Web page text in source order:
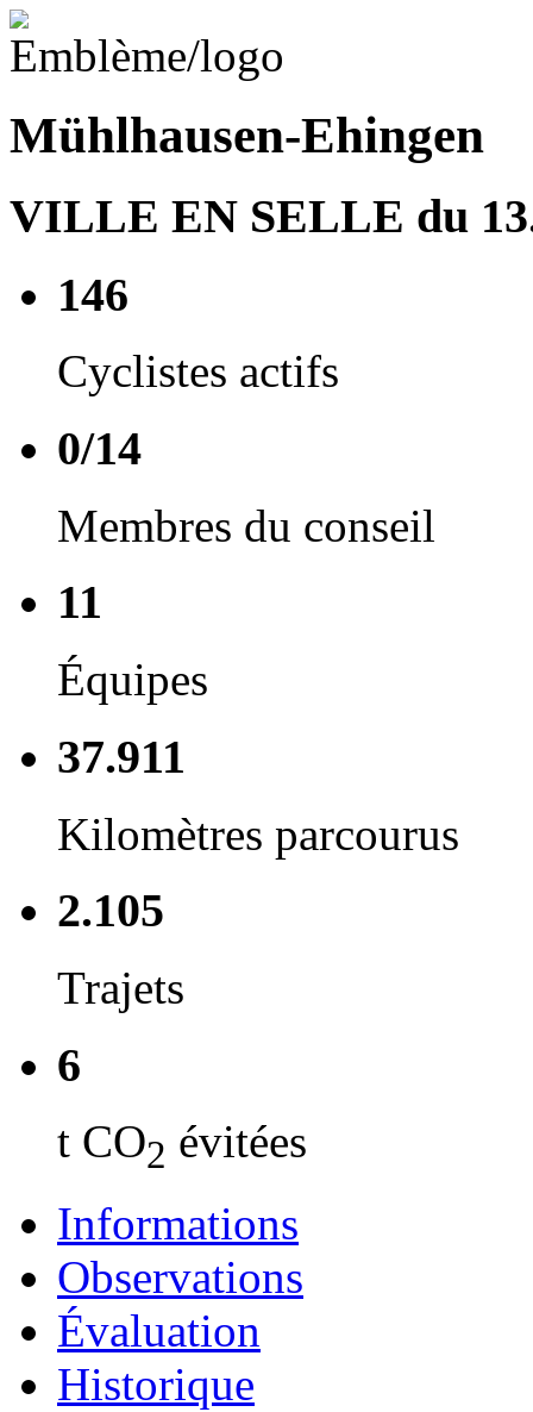
Mühlhausen-Ehingen
VILLE EN SELLE du
146
Cyclistes actifs
0/14
Membres du conseil
11
Équipes
37.911
Kilomètres parcourus
2.105
Trajets
6
t CO2 évitées
Informations
Observations
Évaluation
Historique